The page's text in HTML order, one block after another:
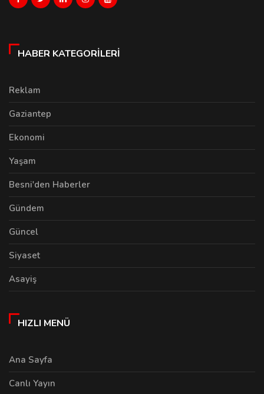
HABER KATEGORILERI
Reklam
Gaziantep
Ekonomi
Yaşam
Besni'den Haberler
Gündem
Güncel
Siyaset
Asayiş
HIZLI MENÜ
Ana Sayfa
Canlı Yayın